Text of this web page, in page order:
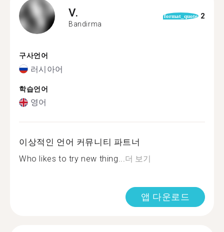
V.
Bandirma
format_quote 2
구사언어
러시아어
학습언어
영어
이상적인 언어 커뮤니티 파트너
Who likes to try new thing...더 보기
앱 다운로드